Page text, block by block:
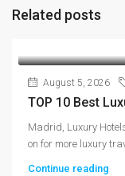
Related posts
August 5, 2026
TOP 10 Best
Madrid, Luxury
on for more luxury
Continue reading